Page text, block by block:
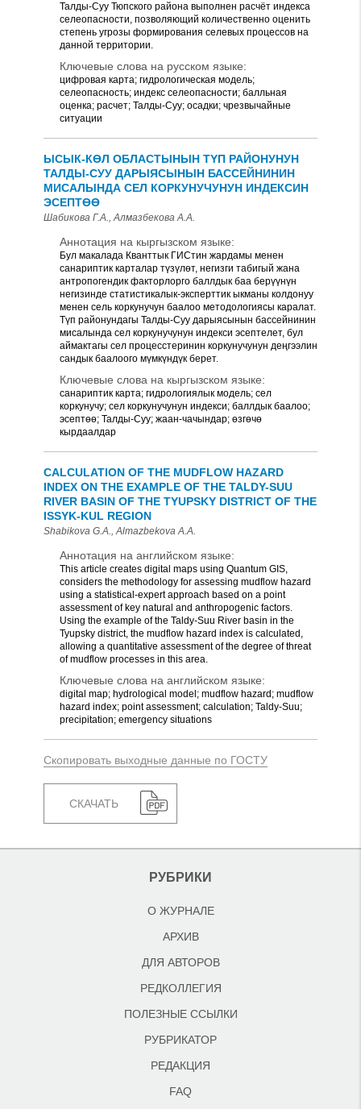
Талды-Суу Тюпского района выполнен расчёт индекса
селеопасности, позволяющий количественно оценить
степень угрозы формирования селевых процессов на
данной территории.
Ключевые слова на русском языке:
цифровая карта; гидрологическая модель;
селеопасность; индекс селеопасности; балльная
оценка; расчет; Талды-Суу; осадки; чрезвычайные
ситуации
ЫСЫК-КӨЛ ОБЛАСТЫНЫН ТYП РАЙОНУНУН
ТАЛДЫ-СУУ ДАРЫЯСЫНЫН БАССЕЙНИНИН
МИСАЛЫНДА СЕЛ КОРКУНУЧУНУН ИНДЕКСИН
ЭСЕПТӨӨ
Шабикова Г.А., Алмазбекова А.А.
Аннотация на кыргызском языке:
Бул макалада Кванттык ГИСтин жардамы менен
санариптик карталар түзүлөт, негизги табигый жана
антропогендик факторлорго баллдык баа берүүнүн
негизинде статистикалык-эксперттик ыкманы колдонуу
менен сель коркунучун баалоо методологиясы каралат.
Түп районундагы Талды-Суу дарыясынын бассейнинин
мисалында сел коркунучунун индекси эсептелет, бул
аймактагы сел процесстеринин коркунучунун деңгээлин
сандык баалоого мүмкүндүк берет.
Ключевые слова на кыргызском языке:
санариптик карта; гидрологиялык модель; сел
коркунучу; сел коркунучунун индекси; баллдык баалоо;
эсептөө; Талды-Суу; жаан-чачындар; өзгөчө
кырдаалдар
CALCULATION OF THE MUDFLOW HAZARD
INDEX ON THE EXAMPLE OF THE TALDY-SUU
RIVER BASIN OF THE TYUPSKY DISTRICT OF THE
ISSYK-KUL REGION
Shabikova G.A., Almazbekova A.A.
Аннотация на английском языке:
This article creates digital maps using Quantum GIS,
considers the methodology for assessing mudflow hazard
using a statistical-expert approach based on a point
assessment of key natural and anthropogenic factors.
Using the example of the Taldy-Suu River basin in the
Tyupsky district, the mudflow hazard index is calculated,
allowing a quantitative assessment of the degree of threat
of mudflow processes in this area.
Ключевые слова на английском языке:
digital map; hydrological model; mudflow hazard; mudflow
hazard index; point assessment; calculation; Taldy-Suu;
precipitation; emergency situations
Скопировать выходные данные по ГОСТУ
СКАЧАТЬ
РУБРИКИ
О ЖУРНАЛЕ
АРХИВ
ДЛЯ АВТОРОВ
РЕДКОЛЛЕГИЯ
ПОЛЕЗНЫЕ ССЫЛКИ
РУБРИКАТОР
РЕДАКЦИЯ
FAQ